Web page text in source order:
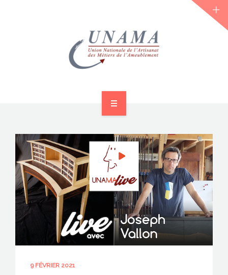
QUI SOMMES-NOUS ?
LES JOURNÉES 2026 ⌵
ACTUS & DOSSIERS
AGENDA
9 FÉVRIER 2021